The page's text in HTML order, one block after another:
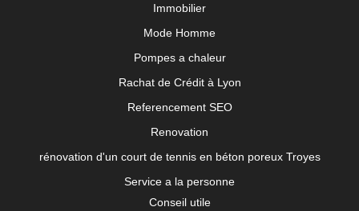
Immobilier
Mode Homme
Pompes a chaleur
Rachat de Crédit à Lyon
Referencement SEO
Renovation
rénovation d'un court de tennis en béton poreux Troyes
Service a la personne
Conseil utile